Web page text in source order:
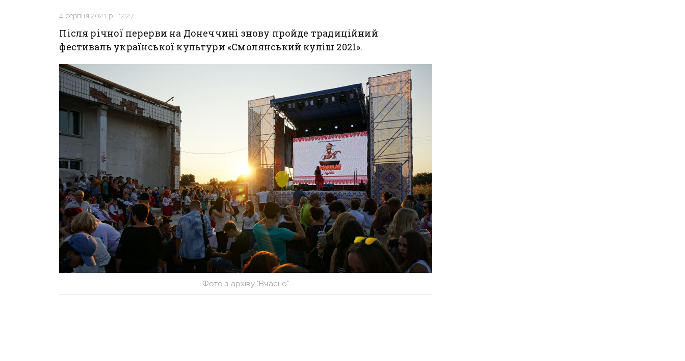
4 серпня 2021 р., 12:27
Після річної перерви на Донеччині знову пройде традиційний
фестиваль української культури «Смолянський куліш 2021».
Фото з архіву "Вчасно"